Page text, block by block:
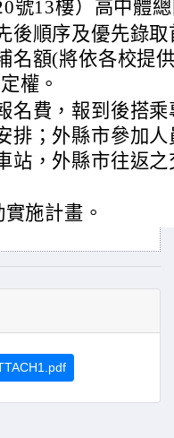
號13樓）高中體
後順序及優先錄
名額(將依各校提
權。
名費，報到後搭
排；外縣市參加
站，外縣市往返
施計畫。